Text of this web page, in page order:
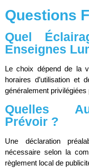
Questions
Quel
Enseignes
Le choix dépend de la
horaires d’utilisation et
généralement
Quelles
Prévoir ?
Une déclaration
nécessaire selon la
règlement local de